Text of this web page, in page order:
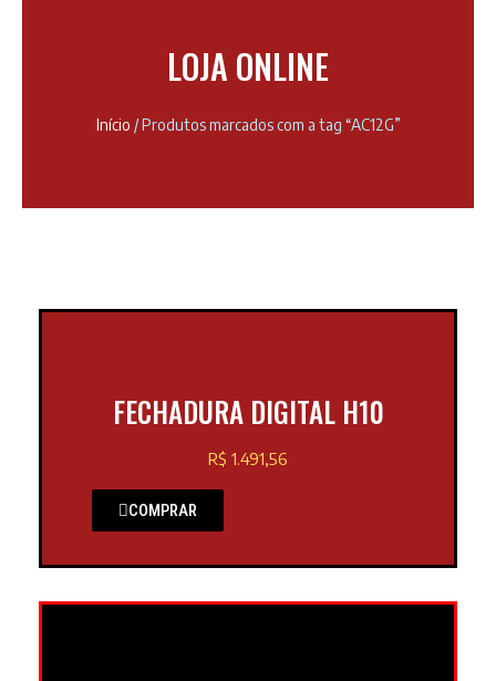
LOJA ONLINE
Início / Produtos marcados com a tag “AC12G”
FECHADURA DIGITAL H10
R$ 1.491,56
COMPRAR